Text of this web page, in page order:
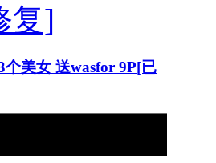
个美女 送wasfor 9P[已